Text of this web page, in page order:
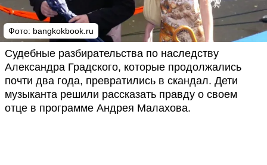
Фото: bangkokbook.ru
Судебные разбирательства по наследству
Александра Градского, которые продолжались
почти два года, превратились в скандал. Дети
музыканта решили рассказать правду о своем
отце в программе Андрея Малахова.